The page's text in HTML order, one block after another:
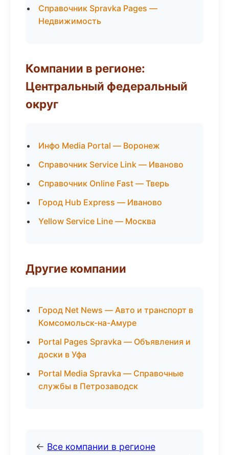
Справочник Spravka Pages —
Недвижимость
Компании в регионе:
Центральный федеральный
округ
Инфо Media Portal — Воронеж
Справочник Service Link — Иваново
Справочник Online Fast — Тверь
Город Hub Express — Иваново
Yellow Service Line — Москва
Другие компании
Город Net News — Авто и транспорт в
Комсомольск-на-Амуре
Portal Pages Spravka — Объявления и
доски в Уфа
Portal Media Spravka — Справочные
службы в Петрозаводск
← Все компании в регионе